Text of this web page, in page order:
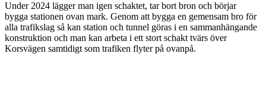
Under 2024 lägger man igen schaktet, tar bort bron och börjar
bygga stationen ovan mark. Genom att bygga en gemensam bro för
alla trafikslag så kan station och tunnel göras i en sammanhängande
konstruktion och man kan arbeta i ett stort schakt tvärs över
Korsvägen samtidigt som trafiken flyter på ovanpå.